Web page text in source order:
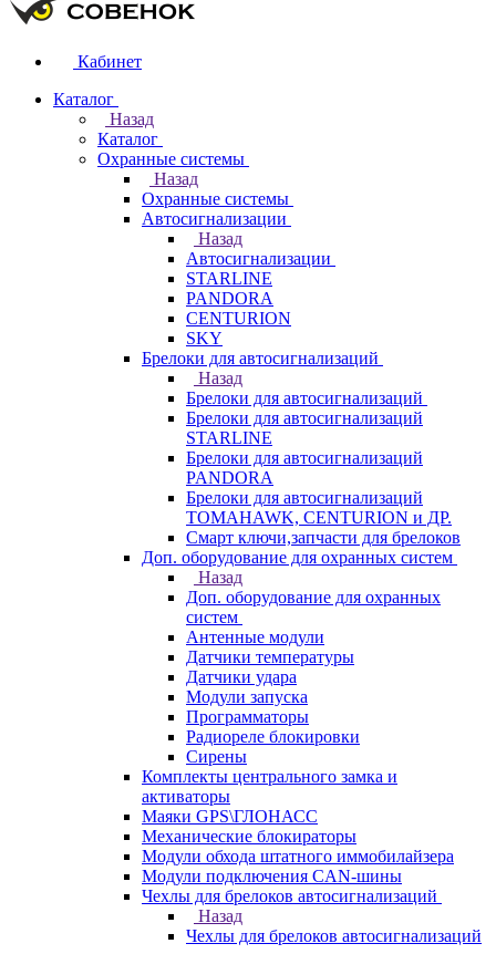
Кабинет
Каталог
Назад
Каталог
Охранные системы
Назад
Охранные системы
Автосигнализации
Назад
Автосигнализации
STARLINE
PANDORA
CENTURION
SKY
Брелоки для автосигнализаций
Назад
Брелоки для автосигнализаций
Брелоки для автосигнализаций
STARLINE
Брелоки для автосигнализаций
PANDORA
Брелоки для автосигнализаций
TOMAHAWK, CENTURION и ДР.
Смарт ключи,запчасти для брелоков
Доп. оборудование для охранных систем
Назад
Доп. оборудование для охранных
систем
Антенные модули
Датчики температуры
Датчики удара
Модули запуска
Программаторы
Радиореле блокировки
Сирены
Комплекты центрального замка и
активаторы
Маяки GPS\ГЛОНАСС
Механические блокираторы
Модули обхода штатного иммобилайзера
Модули подключения CAN-шины
Чехлы для брелоков автосигнализаций
Назад
Чехлы для брелоков автосигнализаций